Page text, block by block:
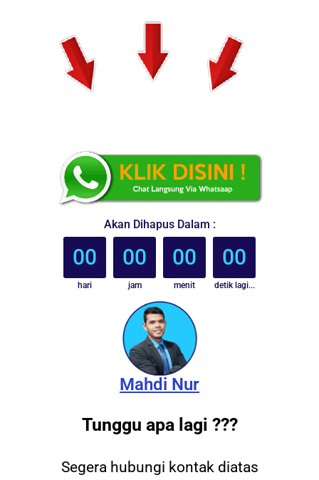
Akan Dihapus Dalam :
00
hari
00
jam
00
menit
00
detik lagi...
Mahdi Nur
Tunggu apa lagi ???
Segera hubungi kontak diatas